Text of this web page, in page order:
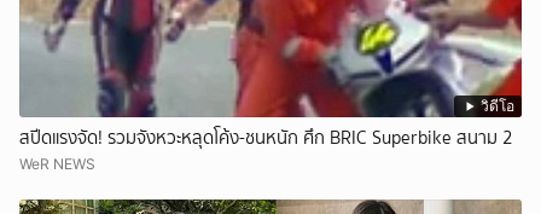
วิดีโอ
สปีดแรงจัด! รวมจังหวะหลุดโค้ง-ชนหนัก ศึก BRIC Superbike สนาม 2
WeR NEWS